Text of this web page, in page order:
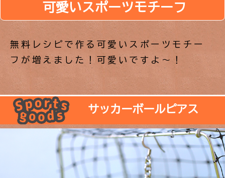
可愛いスポーツモチーフ
無料レシピで作る可愛いスポーツモチー
フが増えました！可愛いですよ～！
サッカーボールピアス